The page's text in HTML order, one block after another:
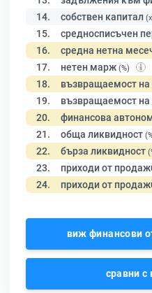
14. собствен капитал
15. средносписъчен
16. средна нетна
17. нетен марж (%)
18. възвращаемост на
19. възвращаемост на
20. финансова
21. обща ликвидност
22. бърза ликвидност
23. приходи от
24. приходи от
виж финансови
сравни с